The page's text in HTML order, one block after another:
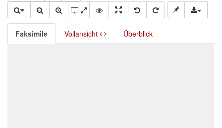
Faksimile Vollansicht Überblick